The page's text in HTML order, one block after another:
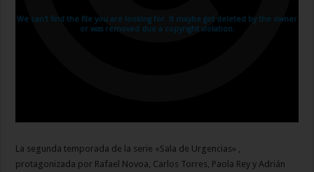
La segunda temporada de la serie «Sala de Urgencias» ,
protagonizada por Rafael Novoa, Carlos Torres, Paola Rey y Adrián